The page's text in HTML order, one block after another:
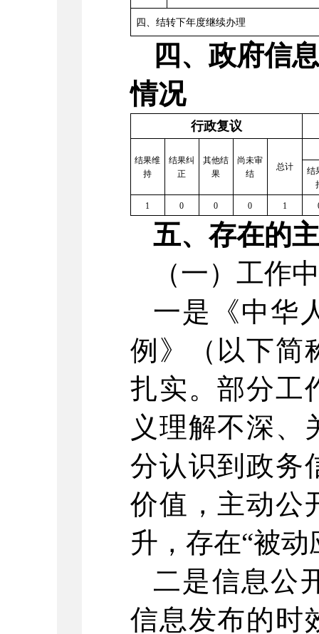
四、结转下年度继续办理
四、政府信
情况
行政复议
结果维
持
结果纠
正
其他结
果
尚未审
结
总计
结
1 0 0 0 1
五、存在的
（一）工作
一是《中华
例》（以下简
扎实。部分工
义理解不深、
分认识到政务
价值，主动公
升，存在“被
二是信息公
信息发布的时